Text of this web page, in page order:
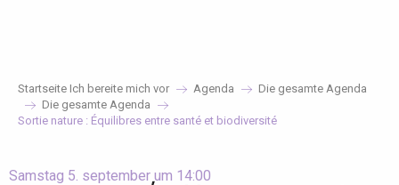
Startseite Ich bereite mich vor Agenda
Die gesamte Agenda
Die gesamte Agenda
Sortie nature : Équilibres entre santé et biodiversité
Samstag 5. september um 14:00